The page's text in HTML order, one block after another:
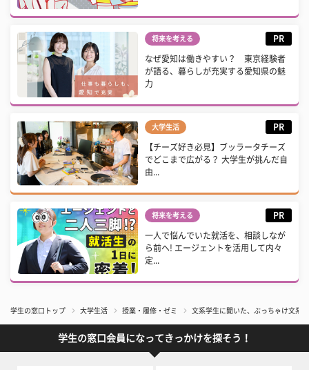
将来を考える PR
なぜ愛知は働きやすい？ 東京経験者
が語る、暮らしが充実する愛知県の魅
力
大学生活 PR
【チーズ好き必見】ブッラータチーズ
でどこまで広がる？ 大学生が挑んだ自
由...
将来を考える PR
一人で悩んでいた就活を、相談しなが
ら前へ! エージェントを活用して内々
定...
学生の窓口トップ 大学生活 授業・履修・ゼミ 文系学生に聞いた、ぶっちゃけ文系
学生の窓口会員になってきっかけを探そう！